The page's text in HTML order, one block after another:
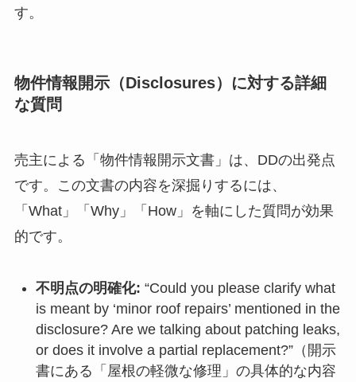
す。
物件情報開示（Disclosures）に対する詳細
な質問
売主による「物件情報開示文書」は、DDの出発点
です。この文書の内容を深掘りするには、
「What」「Why」「How」を軸にした質問が効果
的です。
不明点の明確化: “Could you please clarify what
is meant by ‘minor roof repairs’ mentioned in the
disclosure? Are we talking about patching leaks,
or does it involve a partial replacement?”（開示
書にある「屋根の軽微な修理」の具体的な内容